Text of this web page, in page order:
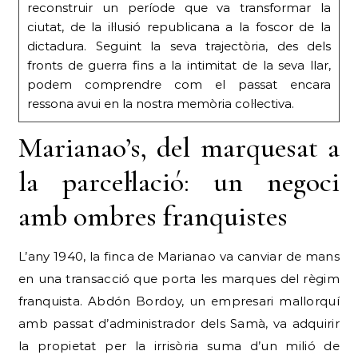
reconstruir un període que va transformar la
ciutat, de la il·lusió republicana a la foscor de la
dictadura. Seguint la seva trajectòria, des dels
fronts de guerra fins a la intimitat de la seva llar,
podem comprendre com el passat encara
ressona avui en la nostra memòria col·lectiva.
Marianao’s, del marquesat a
la parcel·lació: un negoci
amb ombres franquistes
L’any 1940, la finca de Marianao va canviar de mans
en una transacció que porta les marques del règim
franquista. Abdón Bordoy, un empresari mallorquí
amb passat d’administrador dels Samà, va adquirir
la propietat per la irrisòria suma d’un milió de